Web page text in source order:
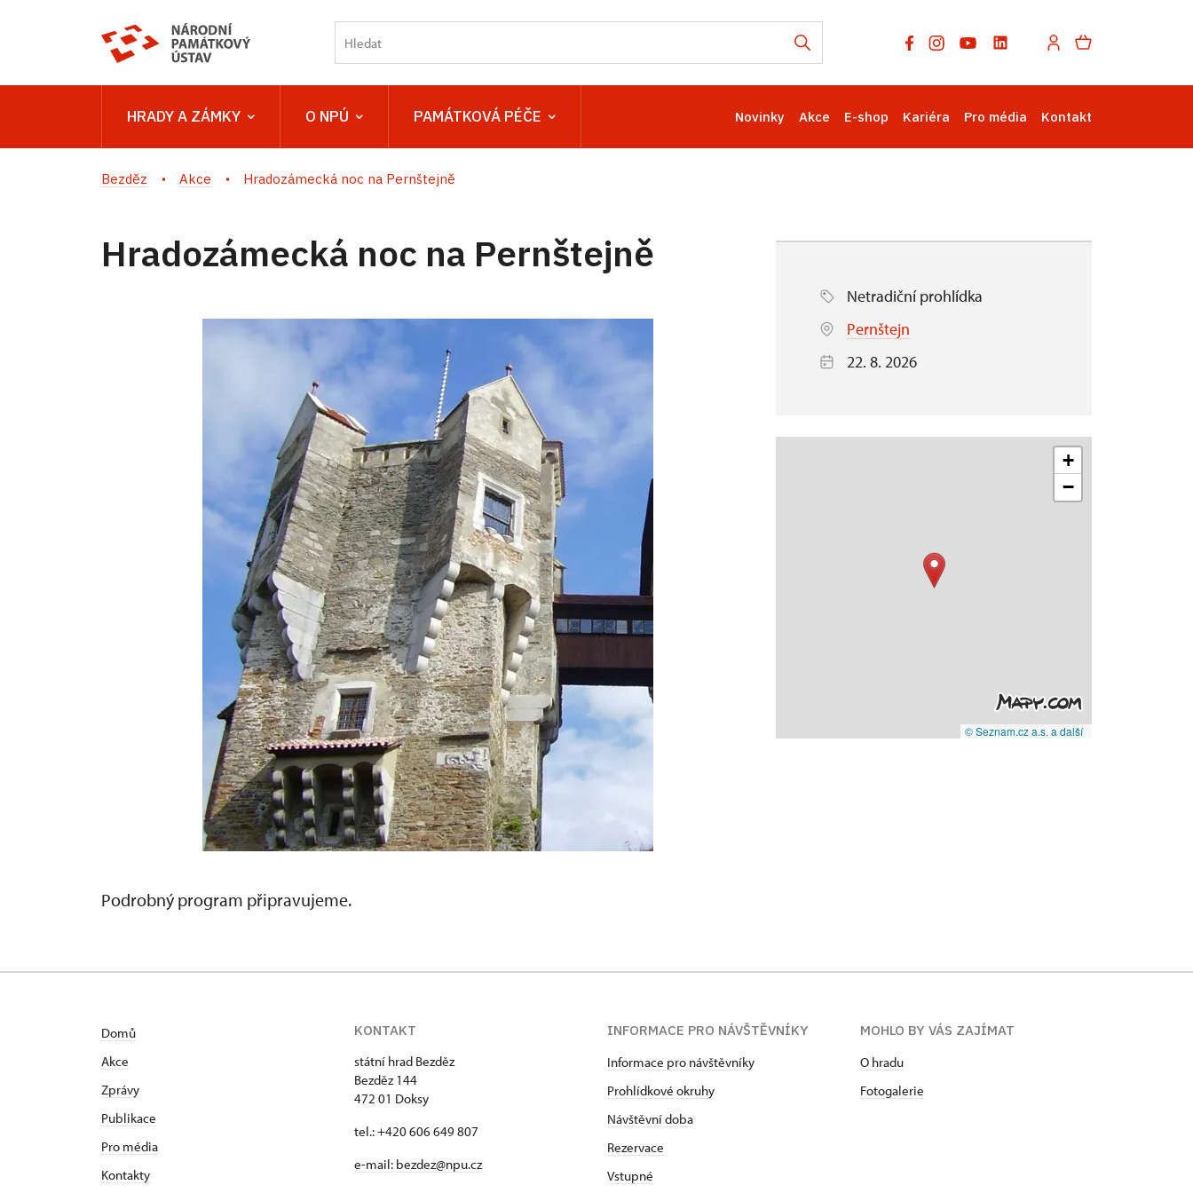
HRADY A ZÁMKY O NPÚ PAMÁTKOVÁ PÉČE Novinky Akce E-shop Kariéra Pro média Kontakt
Bezděz Akce Hradozámecká noc na Pernštejně
Hradozámecká noc na Pernštejně
Podrobný program připravujeme.
Netradiční prohlídka
Pernštejn
22. 8. 2026
+
−
© Seznam.cz a.s. a další
Domů
Akce
Zprávy
Publikace
Pro média
Kontakty
KONTAKT
státní hrad Bezděz
Bezděz 144
472 01 Doksy
tel.: +420 606 649 807
e-mail: bezdez@npu.cz
INFORMACE PRO NÁVŠTĚVNÍKY
Informace pro návštěvníky
Prohlídkové okruhy
Návštěvní doba
Rezervace
Vstupné
MOHLO BY VÁS ZAJÍMAT
O hradu
Fotogalerie